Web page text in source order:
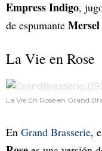
Empress Indigo,
de espumante
La Vie en Rose
La Vie En Rose en Grand
En Grand Brasserie,